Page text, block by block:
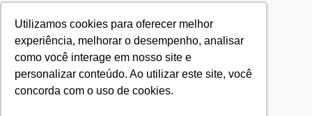
Utilizamos cookies para oferecer melhor
experiência, melhorar o desempenho, analisar
como você interage em nosso site e
personalizar conteúdo. Ao utilizar este site, você
concorda com o uso de cookies.
Agência Legions Marketing Digital
Rua Gaspar Moreira, 22, Butantã, São Paulo-SP
CEP 05505-000